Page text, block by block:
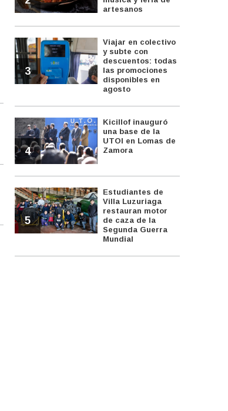
artesanos
3
Viajar en colectivo
y subte con
descuentos: todas
las promociones
disponibles en
agosto
4
Kicillof inauguró
una base de la
UTOI en Lomas de
Zamora
5
Estudiantes de
Villa Luzuriaga
restauran motor
de caza de la
Segunda Guerra
Mundial